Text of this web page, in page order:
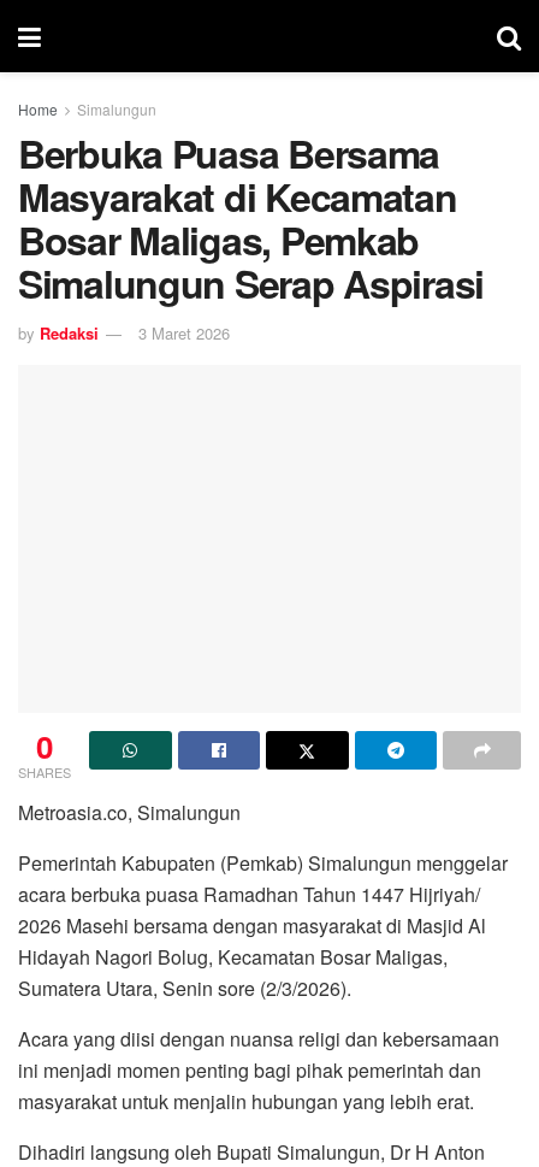
Home Simalungun
Berbuka Puasa Bersama
Masyarakat di Kecamatan
Bosar Maligas, Pemkab
Simalungun Serap Aspirasi
by Redaksi 3 Maret 2026
0
SHARES
Metroasia.co, Simalungun
Pemerintah Kabupaten (Pemkab) Simalungun menggelar
acara berbuka puasa Ramadhan Tahun 1447 Hijriyah/
2026 Masehi bersama dengan masyarakat di Masjid Al
Hidayah Nagori Bolug, Kecamatan Bosar Maligas,
Sumatera Utara, Senin sore (2/3/2026).
Acara yang diisi dengan nuansa religi dan kebersamaan
ini menjadi momen penting bagi pihak pemerintah dan
masyarakat untuk menjalin hubungan yang lebih erat.
Dihadiri langsung oleh Bupati Simalungun, Dr H Anton